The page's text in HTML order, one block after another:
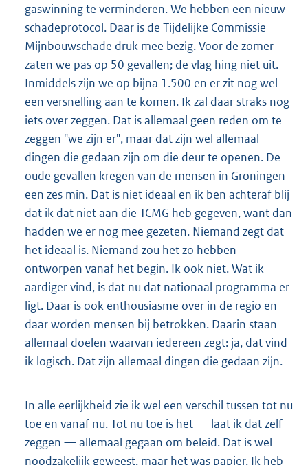
gaswinning te verminderen. We hebben een nieuw
schadeprotocol. Daar is de Tijdelijke Commissie
Mijnbouwschade druk mee bezig. Voor de zomer
zaten we pas op 50 gevallen; de vlag hing niet uit.
Inmiddels zijn we op bijna 1.500 en er zit nog wel
een versnelling aan te komen. Ik zal daar straks nog
iets over zeggen. Dat is allemaal geen reden om te
zeggen "we zijn er", maar dat zijn wel allemaal
dingen die gedaan zijn om die deur te openen. De
oude gevallen kregen van de mensen in Groningen
een zes min. Dat is niet ideaal en ik ben achteraf blij
dat ik dat niet aan die TCMG heb gegeven, want dan
hadden we er nog mee gezeten. Niemand zegt dat
het ideaal is. Niemand zou het zo hebben
ontworpen vanaf het begin. Ik ook niet. Wat ik
aardiger vind, is dat nu dat nationaal programma er
ligt. Daar is ook enthousiasme over in de regio en
daar worden mensen bij betrokken. Daarin staan
allemaal doelen waarvan iedereen zegt: ja, dat vind
ik logisch. Dat zijn allemaal dingen die gedaan zijn.
In alle eerlijkheid zie ik wel een verschil tussen tot nu
toe en vanaf nu. Tot nu toe is het — laat ik dat zelf
zeggen — allemaal gegaan om beleid. Dat is wel
noodzakelijk geweest, maar het was papier. Ik heb